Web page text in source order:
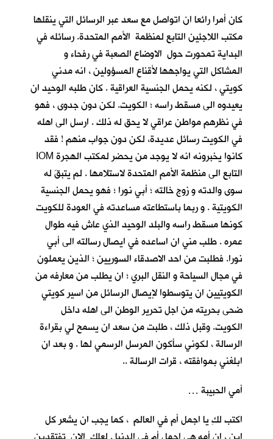
كان أمرا رائعا ان اتواصل مع سعد عبر الرسائل التي ينقلها
مكتب اللاجئين التابع لمنظمة الأمم المتحدة. رسائله في
البداية تمحورت حول الاوضاع الصعبة في رفحاء و
المشاكل التي يواجهها لأقناع المسؤولين ، انه مدني
كويتي ، لكنه يحمل الجنسية العراقية . كان طلبه الوحيد ان
يعيدوه الى مسقط راسه ؛ الكويت. لكن دون جدوى ، فهو
في نظرهم مواطن عراقي لا يحق له ذلك . ارسل الى اهله
في الكويت رسائل عديدة، لكن دون جواب منهم ! فقد
كانوا يخبرونه انه لا يوجد من يحضر لمكتب الهجرة IOM
التابع الى منظمة الأمم المتحدة لاستلامها . لم يتبقَ له
سوى والدته و زوج خالته ؛ أبي نورا ؛ فهو يحمل الجنسية
الكويتية . و ربما باستطاعته مساعدته في العودة للكويت
كونها مسقط راسه والبلد الوحيد الذي عاش فيه طوال
عمره . طلب مني ان اساعده في ايصال رسالته الى أبي
نورا. فطلبت من احد الاصدقاء السوريين ؛ الذين يعملون
في مجال السياحة و النقل البري ؛ ان يطلب من معارفه من
الكويتيين ان يتوسطوا لإيصال الرسائل من اسير كويتي
ضحى بحريته من اجل تحرير الوطن الى اهله داخل
الكويت. وقبل ذلك ، طلبت من سعد ان يسمح لي بقراءة
الرسالة ، لكوني سأكون المرسل الرسمي لها . و بعد ان
ابلغني بموافقته ، قرات الرسالة ..
أمي الحبيبة …
اكتب لكِ يا اجمل أم في العالم ، كما يجب ان يشعر كل